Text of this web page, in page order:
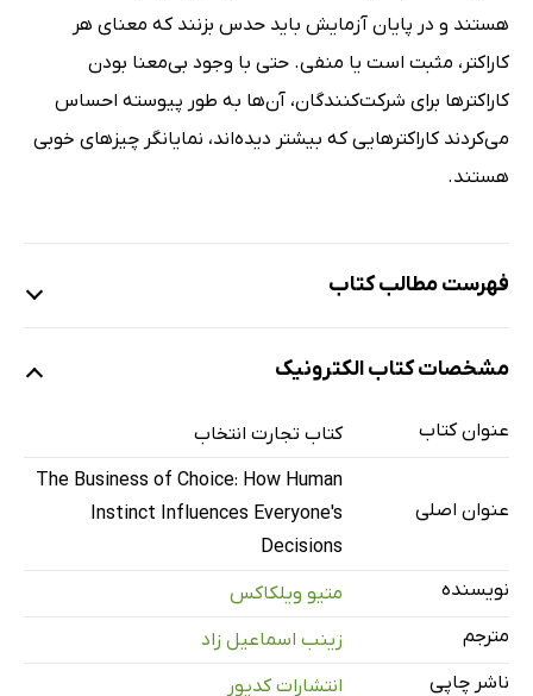
هستند و در پایان آزمایش باید حدس بزنند که معنای هر
کاراکتر، مثبت است یا منفی. حتی با وجود بی‌معنا بودن
کاراکترها برای شرکت‌کنندگان، آن‌ها به طور پیوسته احساس
می‌کردند کاراکترهایی که بیشتر دیده‌اند، نمایانگر چیزهای خوبی
هستند.
فهرست مطالب کتاب
مقدمه
فصل اول: تجارت انتخاب
فصل دوم: پیشرفت بی‌وقفه‌ی دانش انتخاب
بخش دوم: ورود به بخش عملی
فصل چهارم: میان‌برها در برابر تحلیل - نادیده گرفتن، لذت
تصمیم‌گیری است
مشخصات کتاب الکترونیک
عنوان کتاب کتاب تجارت انتخاب
عنوان اصلی
The Business of Choice: How Human
Instinct Influences Everyone's
Decisions
نویسنده
متیو ویلکاکس
مترجم
زینب اسماعیل زاد
ناشر چاپی
انتشارات کدیور